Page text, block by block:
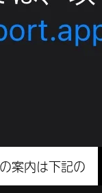
案内は下記の